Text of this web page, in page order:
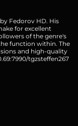
Fedorov HD. His
for excellent
of the genre's
function within. The
and high-quality
tgzsteffen267